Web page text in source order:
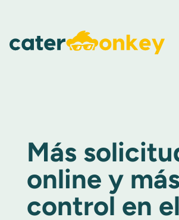
Más
online y más
control en el